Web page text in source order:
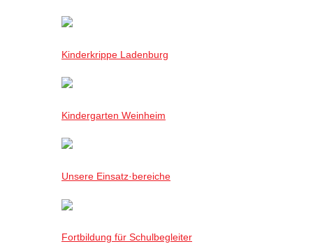
Kinderkrippe Ladenburg
Kindergarten Weinheim
Unsere Einsatz·bereiche
Fortbildung für Schulbegleiter